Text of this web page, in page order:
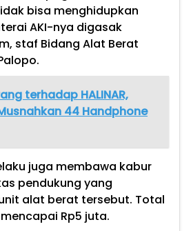
bisa menghidupkan
AKI-nya digasak
staf Bidang Alat Berat
terhadap HALINAR,
44 Handphone
juga membawa kabur
pendukung yang
alat berat tersebut. Total
Rp5 juta.